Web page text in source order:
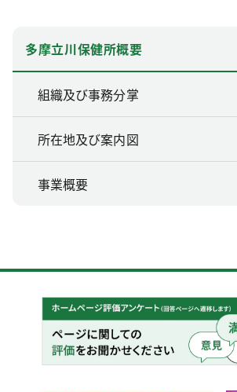
多摩立川保健所概要
組織及び事務分掌
所在地及び案内図
事業概要